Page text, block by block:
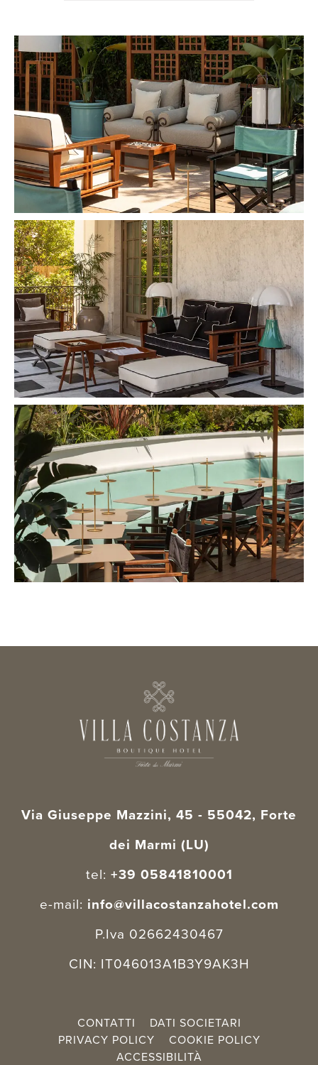
Via Giuseppe Mazzini, 45 - 55042, Forte
dei Marmi (LU)
tel: +39 05841810001
e-mail: info@villacostanzahotel.com
P.Iva 02662430467
CIN: IT046013A1B3Y9AK3H
CONTATTI
DATI SOCIETARI
PRIVACY POLICY
COOKIE POLICY
ACCESSIBILITÀ